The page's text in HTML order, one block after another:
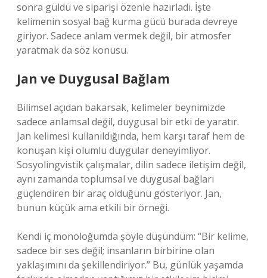
sonra güldü ve siparişi özenle hazırladı. İşte
kelimenin sosyal bağ kurma gücü burada devreye
giriyor. Sadece anlam vermek değil, bir atmosfer
yaratmak da söz konusu.
Jan ve Duygusal Bağlam
Bilimsel açıdan bakarsak, kelimeler beynimizde
sadece anlamsal değil, duygusal bir etki de yaratır.
Jan kelimesi kullanıldığında, hem karşı taraf hem de
konuşan kişi olumlu duygular deneyimliyor.
Sosyolingvistik çalışmalar, dilin sadece iletişim değil,
aynı zamanda toplumsal ve duygusal bağları
güçlendiren bir araç olduğunu gösteriyor. Jan,
bunun küçük ama etkili bir örneği.
Kendi iç monoloğumda şöyle düşündüm: “Bir kelime,
sadece bir ses değil; insanların birbirine olan
yaklaşımını da şekillendiriyor.” Bu, günlük yaşamda